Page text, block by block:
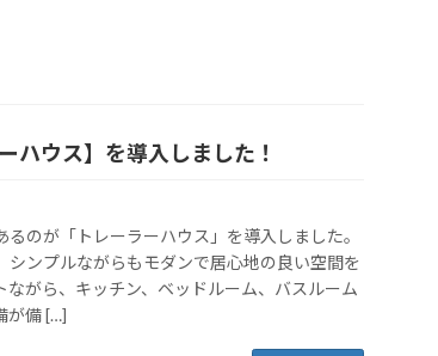
ハウス】を導入しました！
のが「トレーラーハウス」を導入しました。
シンプルながらもモダンで居心地の良い空間を
ながら、キッチン、ベッドルーム、バスルーム
が備 […]